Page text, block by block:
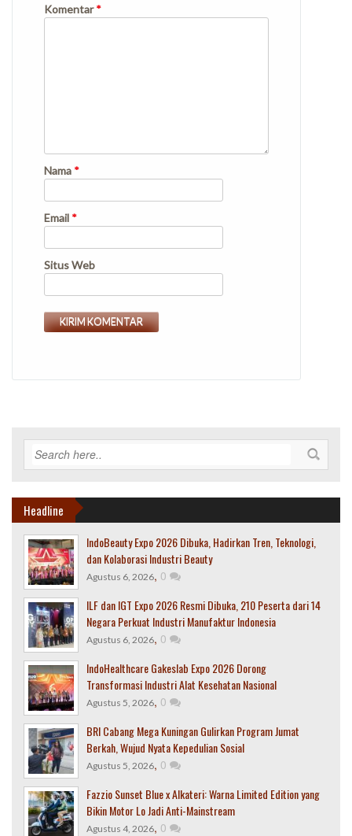
Komentar*
Nama *
Email *
Situs Web
Headline
IndoBeauty Expo 2026 Dibuka, Hadirkan Tren, Teknologi,
dan Kolaborasi Industri Beauty
Agustus 6, 2026, 0
ILF dan IGT Expo 2026 Resmi Dibuka, 210 Peserta dari 14
Negara Perkuat Industri Manufaktur Indonesia
Agustus 6, 2026, 0
IndoHealthcare Gakeslab Expo 2026 Dorong
Transformasi Industri Alat Kesehatan Nasional
Agustus 5, 2026, 0
BRI Cabang Mega Kuningan Gulirkan Program Jumat
Berkah, Wujud Nyata Kepedulian Sosial
Agustus 5, 2026, 0
Fazzio Sunset Blue x Alkateri: Warna Limited Edition yang
Bikin Motor Lo Jadi Anti-Mainstream
Agustus 4, 2026, 0